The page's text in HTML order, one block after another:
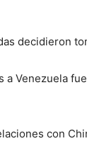
decidieron
a Venezuela
con